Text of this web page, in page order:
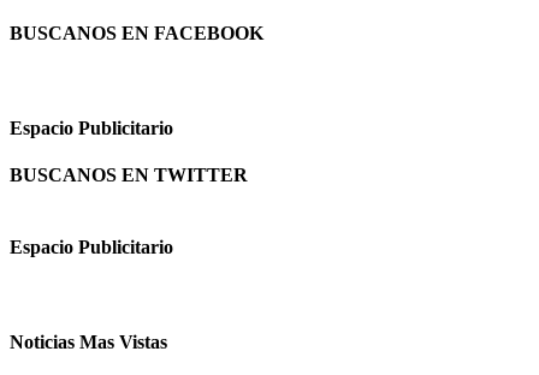
BUSCANOS EN FACEBOOK
Espacio Publicitario
BUSCANOS EN TWITTER
Espacio Publicitario
Noticias Mas Vistas